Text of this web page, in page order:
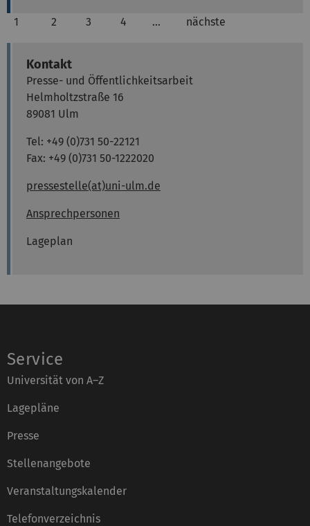
1 2 3 4 … nächste
Kontakt
Presse- und Öffentlichkeitsarbeit
Helmholtzstraße 16
89081 Ulm
Tel: +49 (0)731 50-22121
Fax: +49 (0)731 50-1222020
pressestelle(at)uni-ulm.de
Ansprechpersonen
Lageplan
Service
Universität von A–Z
Lagepläne
Presse
Stellenangebote
Veranstaltungskalender
Telefonverzeichnis